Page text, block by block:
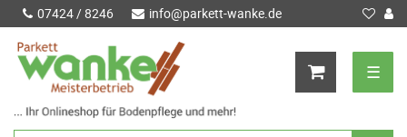
07424 / 8246 info@parkett-wanke.de
☰